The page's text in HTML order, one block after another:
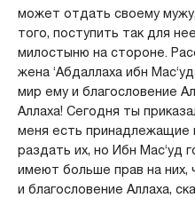
может отдать своему
того, поступить так для
милостыню на стороне.
жена ‘Абдаллаха ибн
мир ему и благословение
Аллаха! Сегодня ты
меня есть принадлежащие
раздать их, но Ибн Мас‘уд
имеют больше прав на них,
и благословение Аллаха,